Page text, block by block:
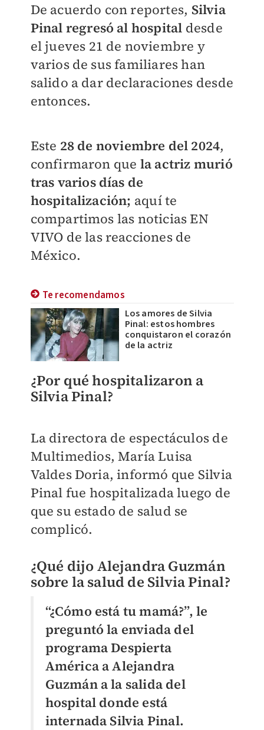
De acuerdo con reportes, Silvia
Pinal regresó al hospital desde
el jueves 21 de noviembre y
varios de sus familiares han
salido a dar declaraciones desde
entonces.
Este 28 de noviembre del 2024,
confirmaron que la actriz murió
tras varios días de
hospitalización; aquí te
compartimos las noticias EN
VIVO de las reacciones de
México.
Te recomendamos
Los amores de Silvia
Pinal: estos hombres
conquistaron el corazón
de la actriz
¿Por qué hospitalizaron a
Silvia Pinal​?
La directora de espectáculos de
Multimedios, María Luisa
Valdes Doria, informó que Silvia
Pinal fue hospitalizada luego de
que su estado de salud se
complicó.
¿Qué dijo Alejandra Guzmán
sobre la salud de Silvia Pinal?
“¿Cómo está tu mamá?”, le
preguntó la enviada del
programa Despierta
América a Alejandra
Guzmán a la salida del
hospital donde está
internada Silvia Pinal.